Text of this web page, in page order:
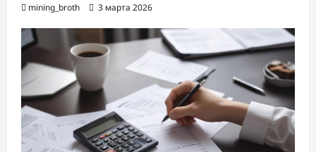
mining_broth 3 марта 2026